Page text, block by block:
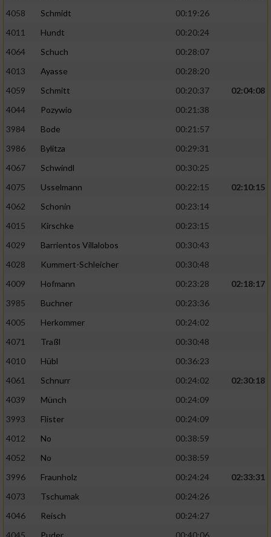
4058
Schmidt
00:19:26
4011
Hundt
00:20:24
4064
Schuch
00:28:07
4013
Ayasse
00:28:20
4059
Schmitt 00:20:37
02:04:08
4044
Pozywio
00:21:38
3984
Bode
00:21:57
3986
Bylitza
00:29:31
4067
Schwindl
00:30:25
4075
Usselmann 00:22:15
02:10:15
4062
Schonin
00:23:14
4015
Kirschke
00:23:15
4029
Barrientos Villalobos
00:30:43
4028
Kummert-Schleicher
00:30:48
4009
Hofmann 00:23:28
02:18:17
3985
Buchner
00:23:36
4005
Herkommer
00:24:02
4071
Traßl
00:30:48
4010
Hübl
00:36:23
4061
Schnurr 00:24:02
02:30:18
4039
Münch
00:24:09
3993
Flister
00:24:09
4012
No
00:38:59
4052
No
00:38:59
3996
Fraunholz 00:24:24
02:33:31
4073
Tschumak
00:24:26
4046
Reisch
00:24:27